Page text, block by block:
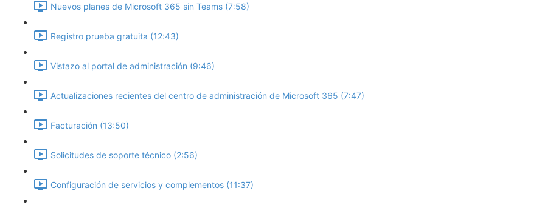
Nuevos planes de Microsoft 365 sin Teams (7:58)
Registro prueba gratuita (12:43)
Vistazo al portal de administración (9:46)
Actualizaciones recientes del centro de administración de Microsoft 365 (7:47)
Facturación (13:50)
Solicitudes de soporte técnico (2:56)
Configuración de servicios y complementos (11:37)